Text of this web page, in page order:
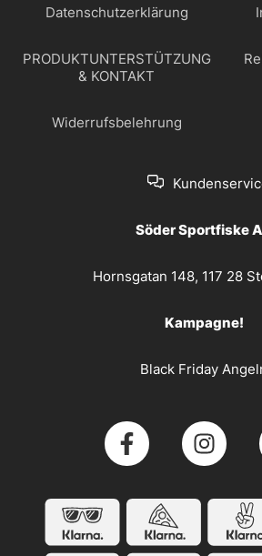
Datenschutzerklärung
PRODUKTUNTERSTÜTZUNG
& KONTAKT
Widerrufsbelehrung
Söder Sportfiske
Hornsgatan 148, 117 28
Kampagne!
Black Friday